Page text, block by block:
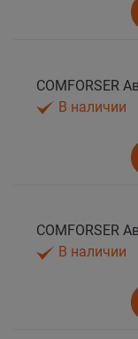
В наличии
В наличии